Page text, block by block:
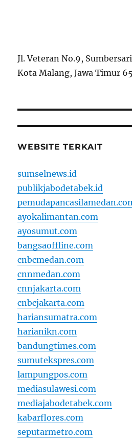
Jl. Veteran No.9,
Kota Malang, Jawa Timur
WEBSITE TERKAIT
sumselnews.id
publikjabodetabek.id
ayokalimantan.com
ayosumut.com
bangsaoffline.com
cnbcmedan.com
cnnmedan.com
cnnjakarta.com
cnbcjakarta.com
hariansumatra.com
harianikn.com
bandungtimes.com
sumutekspres.com
lampungpos.com
mediasulawesi.com
mediajabodetabek.com
kabarflores.com
seputarmetro.com